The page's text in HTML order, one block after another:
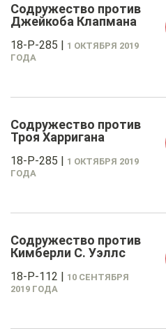
Содружество против
Джейкоба Клапмана
18-P-285 | 1 ОКТЯБРЯ 2019
ГОДА
Содружество против
Троя Харригана
18-P-285 | 1 ОКТЯБРЯ 2019
ГОДА
Содружество против
Кимберли С. Уэллс
18-P-112 | 10 СЕНТЯБРЯ
2019 ГОДА